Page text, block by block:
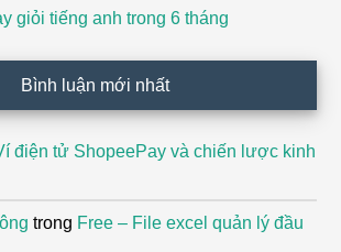
giỏi tiếng anh trong 6 tháng
Bình luận mới nhất
điện tử ShopeePay và chiến lược kinh
trong Free – File excel quản lý đầu